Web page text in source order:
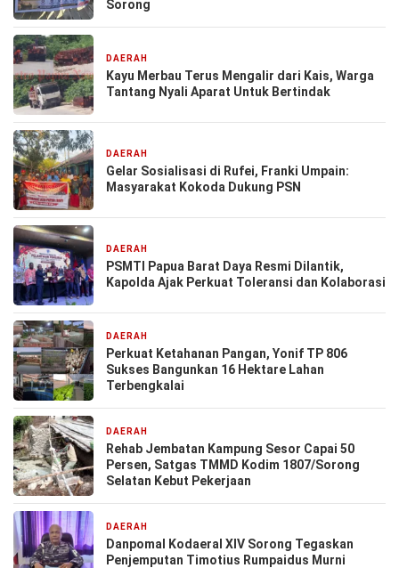
Sorong
DAERAH
Kayu Merbau Terus Mengalir dari Kais, Warga
Tantang Nyali Aparat Untuk Bertindak
DAERAH
Gelar Sosialisasi di Rufei, Franki Umpain:
Masyarakat Kokoda Dukung PSN
DAERAH
PSMTI Papua Barat Daya Resmi Dilantik,
Kapolda Ajak Perkuat Toleransi dan Kolaborasi
DAERAH
Perkuat Ketahanan Pangan, Yonif TP 806
Sukses Bangunkan 16 Hektare Lahan
Terbengkalai
DAERAH
Rehab Jembatan Kampung Sesor Capai 50
Persen, Satgas TMMD Kodim 1807/Sorong
Selatan Kebut Pekerjaan
DAERAH
Danpomal Kodaeral XIV Sorong Tegaskan
Penjemputan Timotius Rumpaidus Murni